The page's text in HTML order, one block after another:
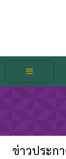
ข่าวประก